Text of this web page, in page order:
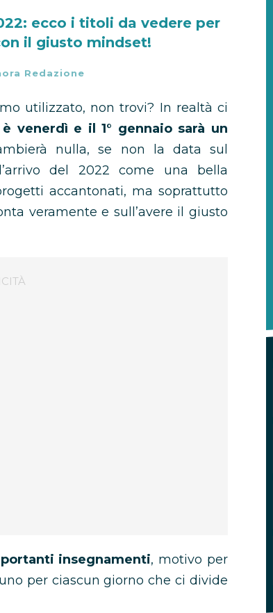
ecco i titoli da vedere per
il giusto mindset!
Redazione
utilizzato, non trovi? In realtà ci
è venerdì e il 1° gennaio sarà un
nulla, se non la data sul
del 2022 come una bella
accantonati, ma soprattutto
veramente e sull’avere il giusto
insegnamenti, motivo per
per ciascun giorno che ci divide